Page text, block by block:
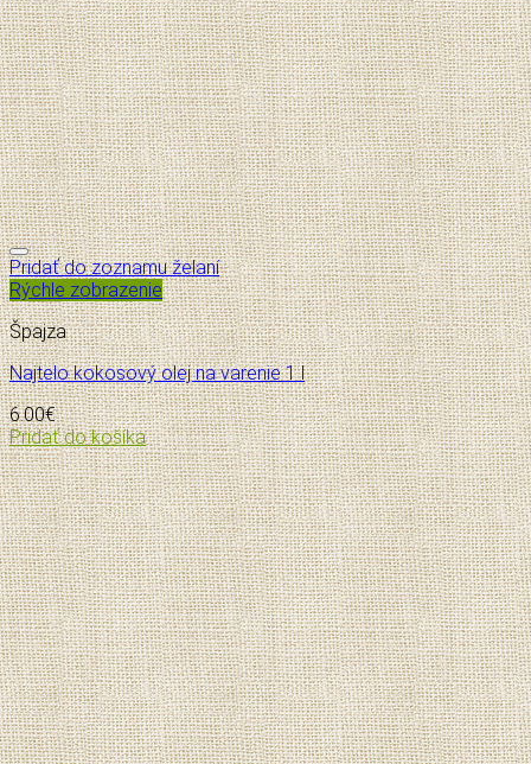
Pridať do zoznamu želaní
Rýchle zobrazenie
Špajza
Najtelo kokosový olej na varenie 1 l
6.00€
Pridať do košíka